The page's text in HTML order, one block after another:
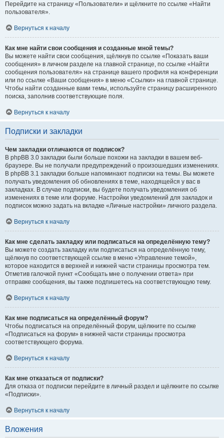
Перейдите на страницу «Пользователи» и щёлкните по ссылке «Найти
пользователя».
Вернуться к началу
Как мне найти свои сообщения и созданные мной темы?
Вы можете найти свои сообщения, щёлкнув по ссылке «Показать ваши
сообщения» в личном разделе на главной странице, по ссылке «Найти
сообщения пользователя» на странице вашего профиля на конференции
или по ссылке «Ваши сообщения» в меню «Ссылки» на главной странице.
Чтобы найти созданные вами темы, используйте страницу расширенного
поиска, заполнив соответствующие поля.
Вернуться к началу
Подписки и закладки
Чем закладки отличаются от подписок?
В phpBB 3.0 закладки были больше похожи на закладки в вашем веб-
браузере. Вы не получали предупреждений о произошедших изменениях.
В phpBB 3.1 закладки больше напоминают подписки на темы. Вы можете
получать уведомления об обновлениях в теме, находящейся у вас в
закладках. В случае подписки, вы будете получать уведомления об
изменениях в теме или форуме. Настройки уведомлений для закладок и
подписок можно задать на вкладке «Личные настройки» личного раздела.
Вернуться к началу
Как мне сделать закладку или подписаться на определённую тему?
Вы можете создать закладку или подписаться на определённую тему,
щёлкнув по соответствующей ссылке в меню «Управление темой»,
которое находится в верхней и нижней части страницы просмотра тем.
Отметив галочкой пункт «Сообщать мне о получении ответа» при
отправке сообщения, вы также подпишетесь на соответствующую тему.
Вернуться к началу
Как мне подписаться на определённый форум?
Чтобы подписаться на определённый форум, щёлкните по ссылке
«Подписаться на форум» в нижней части страницы просмотра
соответствующего форума.
Вернуться к началу
Как мне отказаться от подписки?
Для отказа от подписки перейдите в личный раздел и щёлкните по ссылке
«Подписки».
Вернуться к началу
Вложения